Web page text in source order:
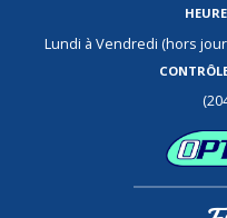
Lundi à Vendredi (hors